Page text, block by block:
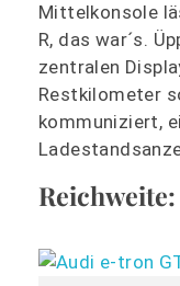
Mittelkonsole
R, das war´s.
zentralen
Restkilometer
kommuniziert,